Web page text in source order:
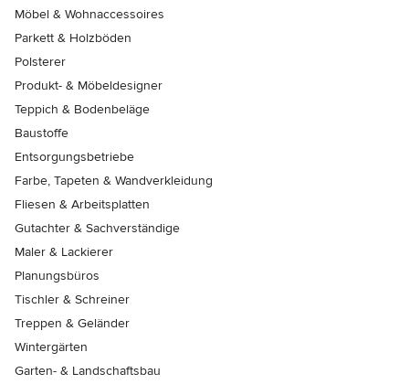
Möbel & Wohnaccessoires
Parkett & Holzböden
Polsterer
Produkt- & Möbeldesigner
Teppich & Bodenbeläge
Baustoffe
Entsorgungsbetriebe
Farbe, Tapeten & Wandverkleidung
Fliesen & Arbeitsplatten
Gutachter & Sachverständige
Maler & Lackierer
Planungsbüros
Tischler & Schreiner
Treppen & Geländer
Wintergärten
Garten- & Landschaftsbau